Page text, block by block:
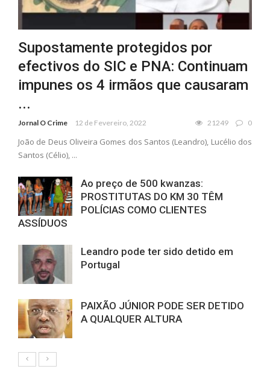
Supostamente protegidos por
efectivos do SIC e PNA: Continuam
impunes os 4 irmãos que causaram
...
Jornal O Crime 12 de Fevereiro, 2022 21249 0
João de Deus Oliveira Gomes dos Santos (Leandro), Lucélio dos
Santos (Célio), ...
Ao preço de 500 kwanzas:
PROSTITUTAS DO KM 30 TÊM
POLÍCIAS COMO CLIENTES
ASSÍDUOS
Leandro pode ter sido detido em
Portugal
PAIXÃO JÚNIOR PODE SER DETIDO
A QUALQUER ALTURA